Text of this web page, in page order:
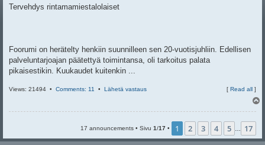
t
Tervehdys rintamamiestalolaiset
Foorumi on herätelty henkiin suunnilleen sen 20-vuotisjuhliin. Edellisen
palveluntarjoajan päätettyä toimintansa, oli tarkoitus palata
pikaisestikin. Kuukaudet kuitenkin ...
Views: 21494 • Comments: 11 • Lähetä vastaus [ Read all ]
17 announcements • Sivu 1/17 • 1 2 3 4 5 17